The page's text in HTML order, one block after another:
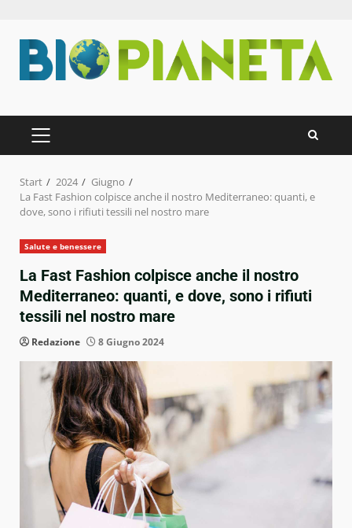
Inhalt
springen
PRIMÄRES
MENÜ
Start 2024
Giugno
La Fast Fashion colpisce anche il nostro Mediterraneo: quanti, e
dove, sono i rifiuti tessili nel nostro mare
Salute e benessere
La Fast Fashion colpisce anche il nostro
Mediterraneo: quanti, e dove, sono i rifiuti
tessili nel nostro mare
Redazione 8 Giugno 2024